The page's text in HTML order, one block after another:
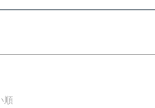
検索
順